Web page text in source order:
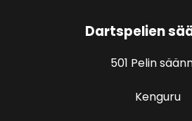
Dartspelien
501 Pelin
Kenguru